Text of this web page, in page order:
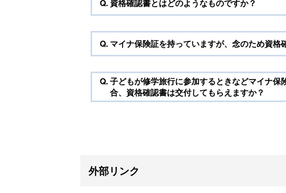
Q. 資格確認書とはどのようなものですか？
Q. マイナ保険証を持っていますが、念のため資
Q.子どもが修学旅行に参加するときなどマイナ
合、資格確認書は交付してもらえますか？
外部リンク